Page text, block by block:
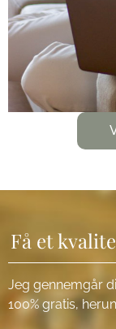
Få et
Jeg gennemgår
100% gratis,